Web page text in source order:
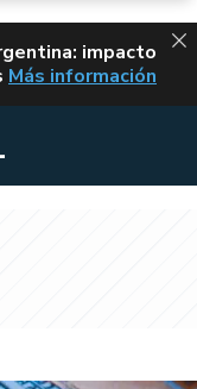
impacto
CLARITY ACT EN
Más información